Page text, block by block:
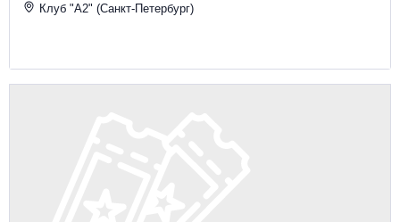
Клуб "А2" (Санкт-Петербург)